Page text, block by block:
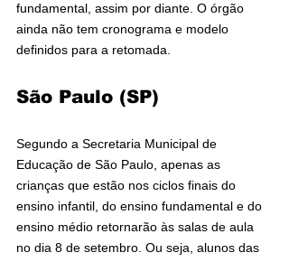
fundamental, assim por diante. O órgão
ainda não tem cronograma e modelo
definidos para a retomada.
São Paulo (SP)
Segundo a Secretaria Municipal de
Educação de São Paulo, apenas as
crianças que estão nos ciclos finais do
ensino infantil, do ensino fundamental e do
ensino médio retornarão às salas de aula
no dia 8 de setembro. Ou seja, alunos das